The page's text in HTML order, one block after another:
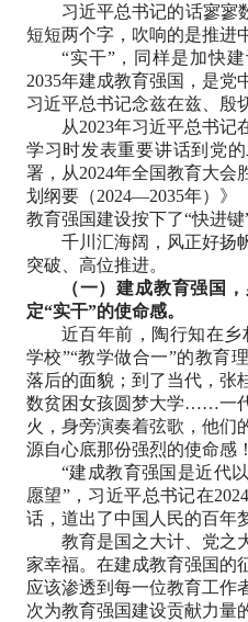
习近平总书记的话寥寥
短短两个字，吹响的是推进
“实干”，同样是加快
2035年建成教育强国，是党
习近平总书记念兹在兹、殷
从2023年习近平总书记
学习时发表重要讲话到党
署，从2024年全国教育大会
划纲要（2024—2035年）》
教育强国建设按下了“快进
千川汇海阔，风正好扬
突破、高位推进。
（一）建成教育强国
定“实干”的使命感。
近百年前，陶行知在乡
学校”“教学做合一”的教育
落后的面貌；到了当代，张
数贫困女孩圆梦大学……一
火，身旁演奏着弦歌，他们
源自心底那份强烈的使命感！
“建成教育强国是近代
愿望”，习近平总书记在
话，道出了中国人民的百年
教育是国之大计、党之
家幸福。在建成教育强国的
应该渗透到每一位教育工作
次为教育强国建设贡献力量